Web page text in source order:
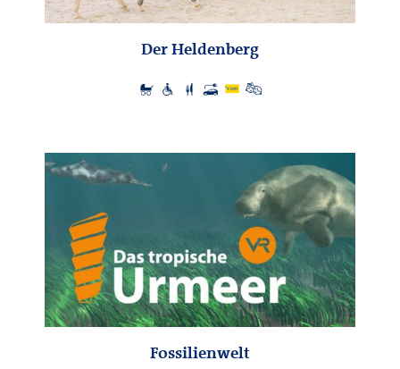
Der Heldenberg
Fossilienwelt